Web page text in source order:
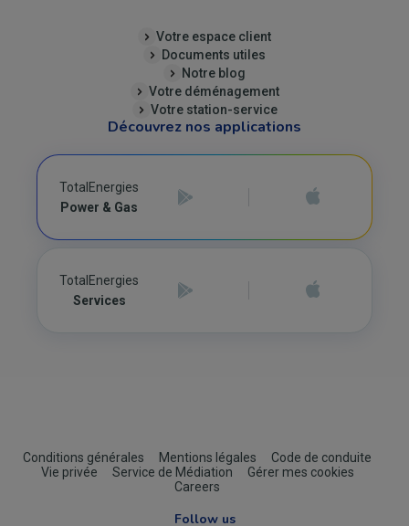
Votre espace client
Documents utiles
Notre blog
Votre déménagement
Votre station-service
Découvrez nos applications
TotalEnergies
Power & Gas
TotalEnergies
Services
Footer
Conditions générales Mentions légales
Code de conduite
Vie privée
Service de Médiation
Gérer mes cookies
Careers
Follow us